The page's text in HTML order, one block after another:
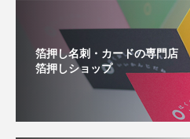
箔押し名刺・カードの専門店
箔押しショップ